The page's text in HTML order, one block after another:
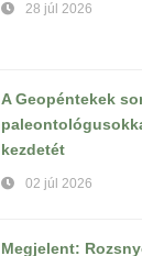
28 júl 2026
A Geopéntekek
kezdetét
02 júl 2026
Megjelent: